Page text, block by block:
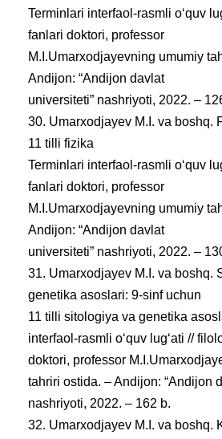
Terminlari interfaol-rasmli oʻquv
fanlari doktori, professor
M.I.Umarxodjayevning umumiy
Andijon: “Andijon davlat
universiteti” nashriyoti, 2022. –
30. Umarxodjayev M.I. va boshq.
11 tilli fizika
Terminlari interfaol-rasmli oʻquv
fanlari doktori, professor
M.I.Umarxodjayevning umumiy
Andijon: “Andijon davlat
universiteti” nashriyoti, 2022. –
31. Umarxodjayev M.I. va boshq.
genetika asoslari: 9-sinf uchun
11 tilli sitologiya va genetika
interfaol-rasmli oʻquv lugʻati //
doktori, professor
tahriri ostida. – Andijon: “Andijon
nashriyoti, 2022. – 162 b.
32. Umarxodjayev M.I. va boshq.